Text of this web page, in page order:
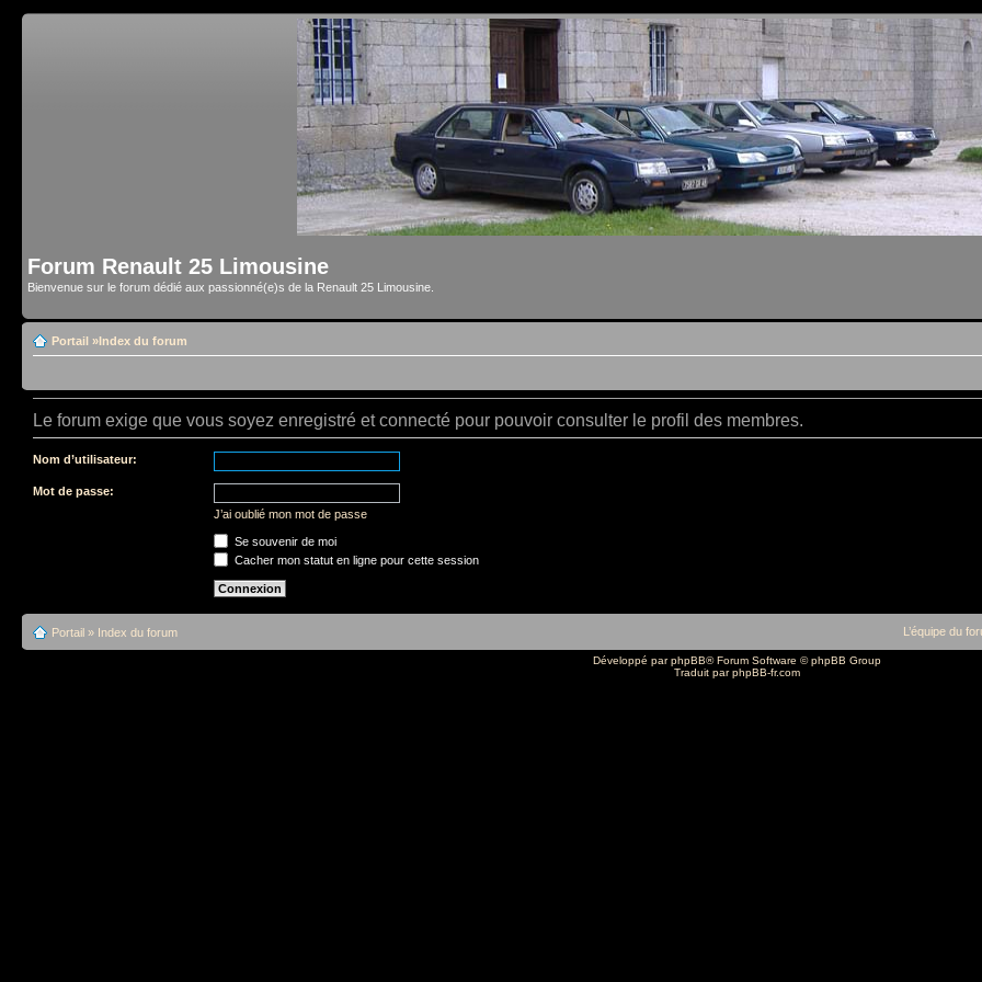
Forum Renault 25 Limousine
Bienvenue sur le forum dédié aux passionné(e)s de la Renault 25 Limousine.
Portail »Index du forum
Le forum exige que vous soyez enregistré et connecté pour pouvoir consulter le profil des membres.
Nom d’utilisateur:
Mot de passe:
J’ai oublié mon mot de passe
Se souvenir de moi
Cacher mon statut en ligne pour cette session
Portail » Index du forum L’équipe du
Développé parphpBB® Forum Software © phpBB Group
Traduit parphpBB-fr.com